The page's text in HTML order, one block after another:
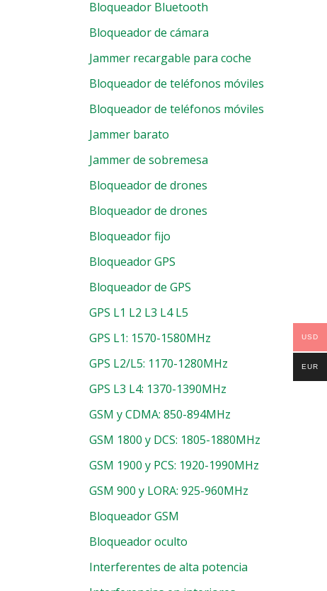
Bloqueador Bluetooth
Bloqueador de cámara
Jammer recargable para coche
Bloqueador de teléfonos móviles
Bloqueador de teléfonos móviles
Jammer barato
Jammer de sobremesa
Bloqueador de drones
Bloqueador de drones
Bloqueador fijo
Bloqueador GPS
Bloqueador de GPS
GPS L1 L2 L3 L4 L5
GPS L1: 1570-1580MHz
GPS L2/L5: 1170-1280MHz
GPS L3 L4: 1370-1390MHz
GSM y CDMA: 850-894MHz
GSM 1800 y DCS: 1805-1880MHz
GSM 1900 y PCS: 1920-1990MHz
GSM 900 y LORA: 925-960MHz
Bloqueador GSM
Bloqueador oculto
Interferentes de alta potencia
USD
EUR